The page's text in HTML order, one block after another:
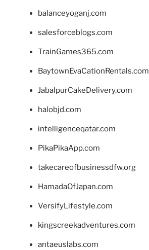
balanceyoganj.com
salesforceblogs.com
TrainGames365.com
BaytownEvaCationRentals.com
JabalpurCakeDelivery.com
halobjd.com
intelligenceqatar.com
PikaPikaApp.com
takecareofbusinessdfw.org
HamadaOfJapan.com
VersifyLifestyle.com
kingscreekadventures.com
antaeuslabs.com